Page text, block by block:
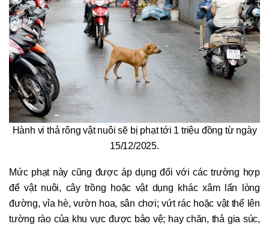
Hành vi thả rông vật nuôi sẽ bị phạt tới 1 triệu đồng từ ngày
15/12/2025.
Mức phạt này cũng được áp dụng đối với các trường hợp
để vật nuôi, cây trồng hoặc vật dụng khác xâm lấn lòng
đường, vỉa hè, vườn hoa, sân chơi; vứt rác hoặc vật thể lên
tường rào của khu vực được bảo vệ; hay chăn, thả gia súc,